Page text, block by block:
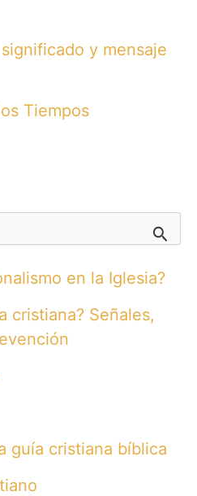
y mensaje
Tiempos
en la Iglesia?
cristiana? Señales,
guía cristiana bíblica